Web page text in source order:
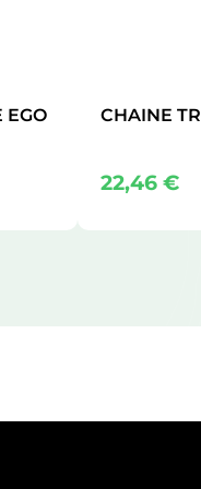
EGO CHAINE
22,46€